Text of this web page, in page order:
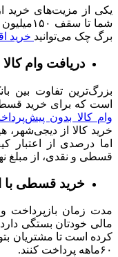
یکی از مزیت‌های خرید
شما تا
برگ چک می‌توانید خرید
دریافت وام
بزرگ‌ترین تفاوت بین
است که برای خرید
وام کالا بدون
خرید کالا از دیجی‌شهر،
اما درصدی از اعتبار
قسطی و نقدی، از مبلغ
خرید قسطی با
مدت زمان بازپرداخت
مالی خودتان بستگی
۶۰ماهه پرداخت کنند.